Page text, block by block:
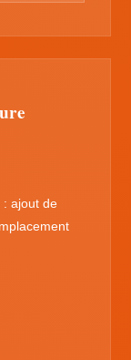
: ajout de